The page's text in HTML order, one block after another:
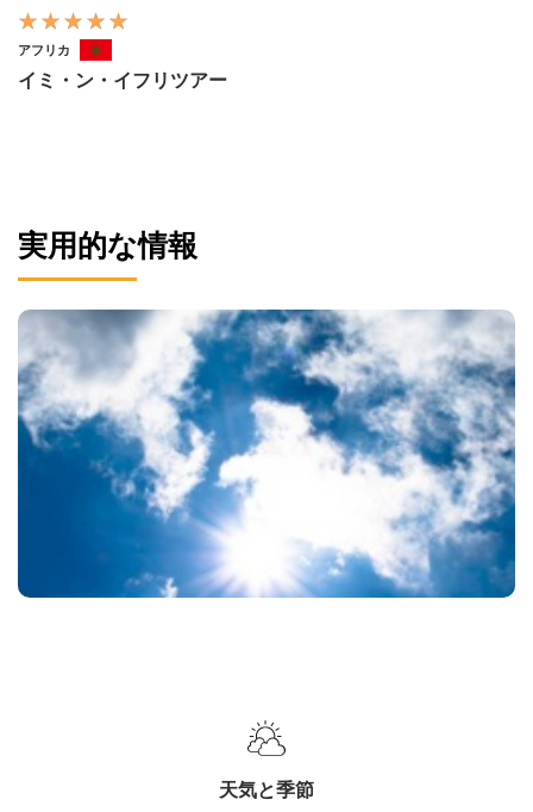
アフリカ
イミ・ン・イフリツアー
実用的な情報
天気と季節